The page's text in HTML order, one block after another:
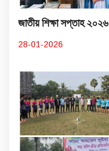
জাতীয় শিক্ষা সপ্তাহ ২০২৬
28-01-2026